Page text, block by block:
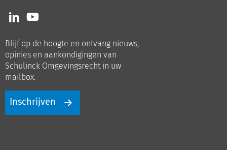
Volg
ons
LinkedIn
Volg
ons
Youtube
Blijf op de hoogte en ontvang nieuws,
opinies en aankondigingen van
Schulinck Omgevingsrecht in uw
mailbox.
Inschrijven